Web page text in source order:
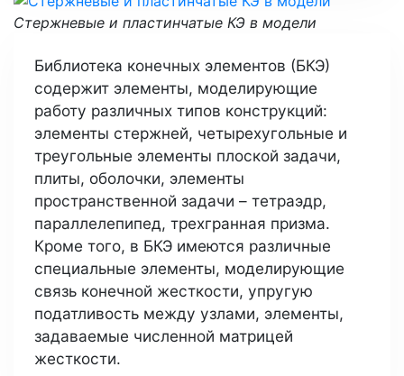
Стержневые и пластинчатые КЭ в модели
Библиотека конечных элементов (БКЭ)
содержит элементы, моделирующие
работу различных типов конструкций:
элементы стержней, четырехугольные и
треугольные элементы плоской задачи,
плиты, оболочки, элементы
пространственной задачи – тетраэдр,
параллелепипед, трехгранная призма.
Кроме того, в БКЭ имеются различные
специальные элементы, моделирующие
связь конечной жесткости, упругую
податливость между узлами, элементы,
задаваемые численной матрицей
жесткости.